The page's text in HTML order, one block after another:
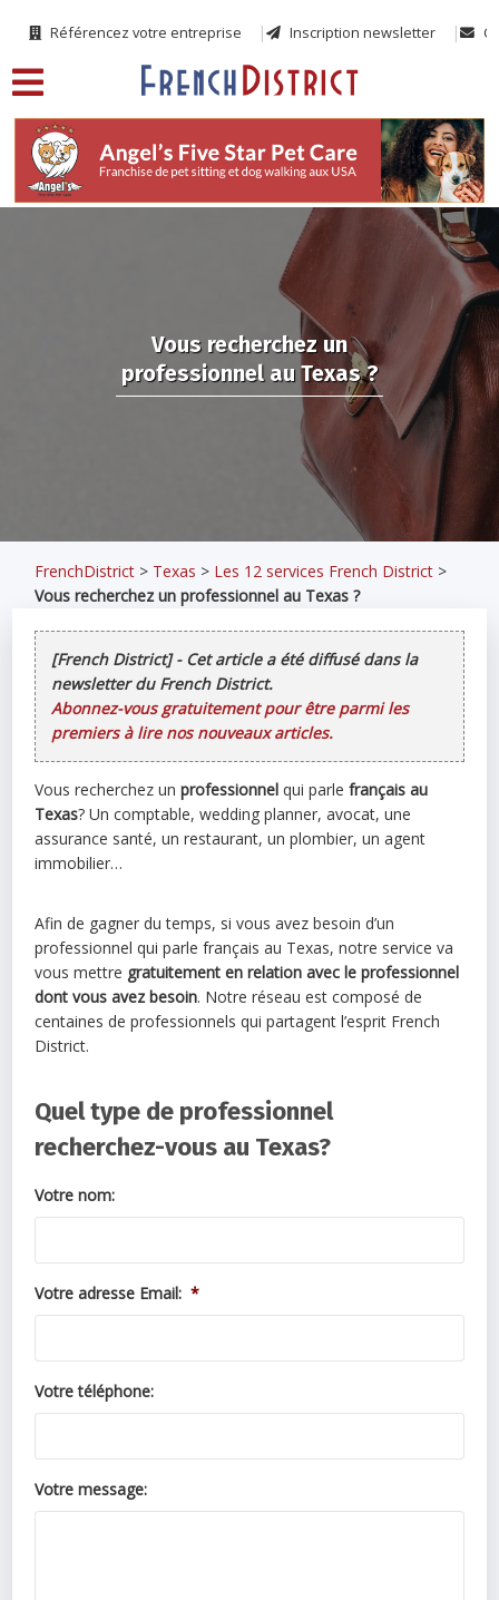
Référencez votre entreprise Inscription newsletter
Vous recherchez un
professionnel au Texas ?
FrenchDistrict > Texas > Les 12 services French District >
Vous recherchez un professionnel au Texas ?
[French District] - Cet article a été diffusé dans la
newsletter du French District.
Abonnez-vous gratuitement pour être parmi les
premiers à lire nos nouveaux articles.
Vous recherchez unprofessionnel qui parle français au
Texas? Un comptable, wedding planner, avocat, une
assurance santé, un restaurant, un plombier, un agent
immobilier…
Afin de gagner du temps, si vous avez besoin d’un
professionnel qui parle français au Texas, notre service va
vous mettre gratuitement en relation avec le professionnel
dont vous avez besoin. Notre réseau est composé de
centaines de professionnels qui partagent l’esprit French
District.
Quel type de professionnel
recherchez-vous au Texas?
Votre nom:
Votre adresse Email: *
Votre téléphone:
Votre message: